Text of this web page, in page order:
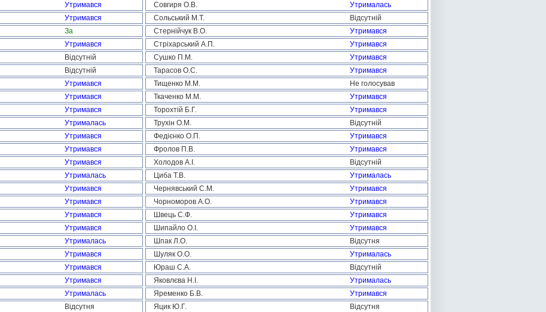
Утримався Совгиря О.В.
Утрималась
Утримався Сольський М.Т.
Відсутній
За Стернійчук В.О.
Утримався
Утримався Стріхарський А.П.
Утримався
Відсутній Сушко П.М.
Утримався
Відсутній Тарасов О.С.
Утримався
Утримався Тищенко М.М.
Не голосував
Утримався Ткаченко М.М.
Утримався
Утримався Торохтій Б.Г.
Утримався
Утрималась Трухін О.М.
Відсутній
Утримався Федієнко О.П.
Утримався
Утримався Фролов П.В.
Утримався
Утримався Холодов А.І.
Відсутній
Утрималась Циба Т.В.
Утрималась
Утримався Чернявський С.М.
Утримався
Утримався Чорноморов А.О.
Утримався
Утримався Швець С.Ф.
Утримався
Утримався Шипайло О.І.
Утримався
Утрималась Шпак Л.О.
Відсутня
Утримався Шуляк О.О.
Утрималась
Утримався Юраш С.А.
Відсутній
Утримався Яковлєва Н.І.
Утрималась
Утрималась Яременко Б.В.
Утримався
Відсутня Яцик Ю.Г.
Відсутня